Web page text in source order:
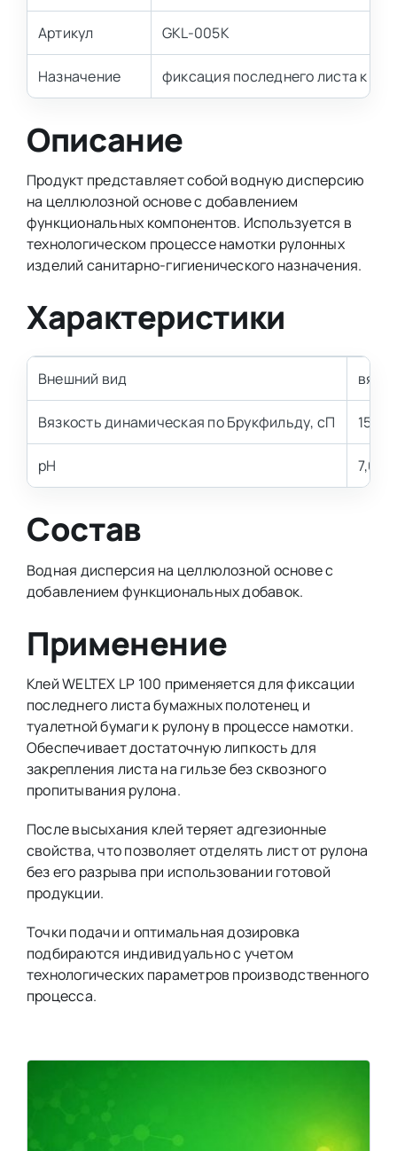
Артикул GKL-005K
Назначение фиксация последнего листа к
Описание
Продукт представляет собой водную дисперсию
на целлюлозной основе с добавлением
функциональных компонентов. Используется в
технологическом процессе намотки рулонных
изделий санитарно-гигиенического назначения.
Характеристики
Внешний вид
Вязкость динамическая по Брукфильду, сП 15
pH 7,0 –
Состав
Водная дисперсия на целлюлозной основе с
добавлением функциональных добавок.
Применение
Клей WELTEX LP 100 применяется для фиксации
последнего листа бумажных полотенец и
туалетной бумаги к рулону в процессе намотки.
Обеспечивает достаточную липкость для
закрепления листа на гильзе без сквозного
пропитывания рулона.
После высыхания клей теряет адгезионные
свойства, что позволяет отделять лист от рулона
без его разрыва при использовании готовой
продукции.
Точки подачи и оптимальная дозировка
подбираются индивидуально с учетом
технологических параметров производственного
процесса.